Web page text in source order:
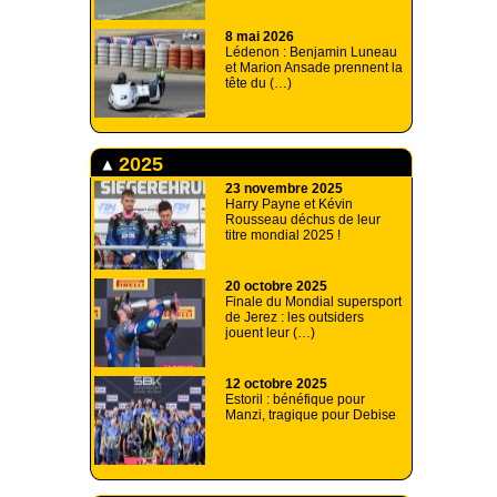
8 mai 2026
Lédenon : Benjamin Luneau
et Marion Ansade prennent la
tête du (…)
2025
23 novembre 2025
Harry Payne et Kévin
Rousseau déchus de leur
titre mondial 2025 !
20 octobre 2025
Finale du Mondial supersport
de Jerez : les outsiders
jouent leur (…)
12 octobre 2025
Estoril : bénéfique pour
Manzi, tragique pour Debise